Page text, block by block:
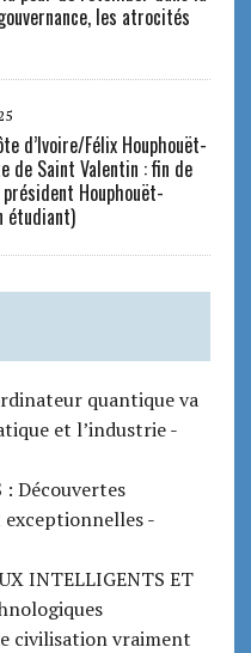
les atrocités
d’Ivoire/Félix Houphouët-
de Saint Valentin : fin de
Houphouët-
étudiant)
quantique va
et l’industrie-
: Découvertes
-
INTELLIGENTS ET
civilisation vraiment